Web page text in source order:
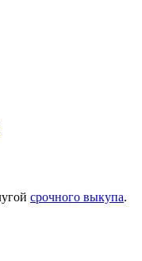
срочного выкупа.